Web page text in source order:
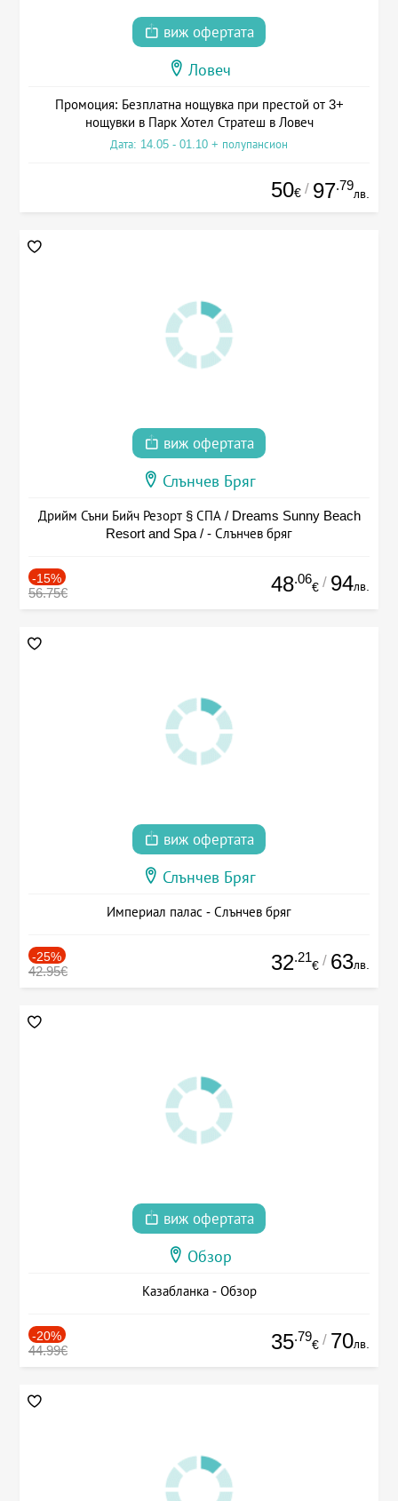
виж офертата
Ловеч
Промоция: Безплатна нощувка при престой от 3+
нощувки в Парк Хотел Стратеш в Ловеч
Дата: 14.05 - 01.10 + полупансион
50€ / 97.79
лв.
виж офертата
Слънчев Бряг
Дрийм Съни Бийч Резорт § СПА / Dreams Sunny Beach
Resort and Spa / - Слънчев бряг
-15%
56.75€ 48.06
€ / 94лв.
виж офертата
Слънчев Бряг
Империал палас - Слънчев бряг
-25%
42.95€ 32.21
€ / 63лв.
виж офертата
Обзор
Казабланка - Обзор
-20%
44.99€ 35.79
€ / 70лв.